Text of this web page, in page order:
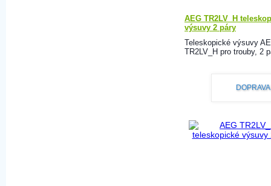
AEG TR2LV_H
výsuvy 2 páry
Teleskopické výsuvy
TR2LV_H pro trouby, 2